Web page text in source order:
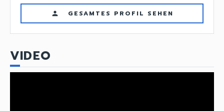
person GESAMTES PROFIL SEHEN
VIDEO